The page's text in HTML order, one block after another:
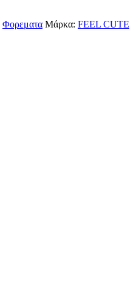
Φορεματα Μάρκα: FEEL CUTE